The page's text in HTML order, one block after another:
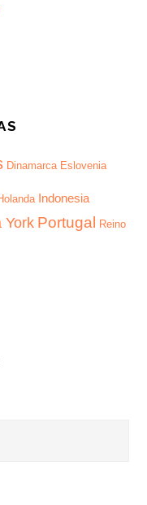
Dinamarca Eslovenia
Indonesia
York Portugal
Reino